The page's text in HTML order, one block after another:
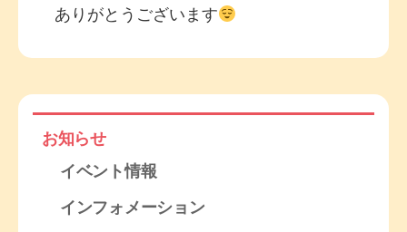
ありがとうございます
お知らせ
イベント情報
インフォメーション